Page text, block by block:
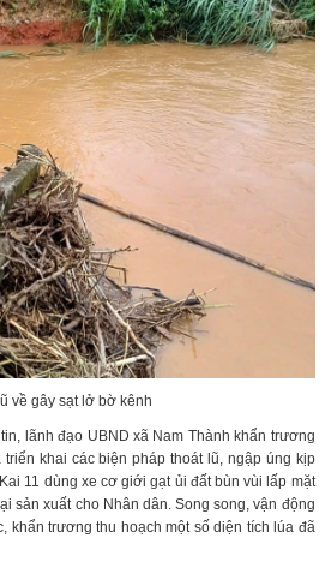
về gây sạt lở bờ kênh
lãnh đạo UBND xã Nam Thành khẩn trương
khai các biện pháp thoát lũ, ngập úng kịp
11 dùng xe cơ giới gạt ủi đất bùn vùi lấp mặt
sản xuất cho Nhân dân. Song song, vận động
khẩn trương thu hoạch một số diện tích lúa đã